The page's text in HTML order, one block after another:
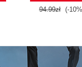
94.99zł (-